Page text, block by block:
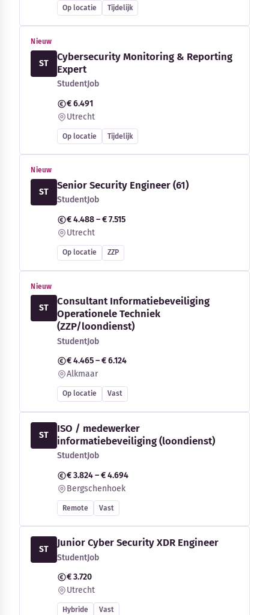
Op locatie Tijdelijk
Nieuw
ST
Cybersecurity Monitoring & Reporting
Expert
StudentJob
€ 6.491
Utrecht
Op locatie Tijdelijk
Nieuw
ST
Senior Security Engineer (61)
StudentJob
€ 4.488 – € 7.515
Utrecht
Op locatie ZZP
Nieuw
ST
Consultant Informatiebeveiliging
Operationele Techniek
(ZZP/loondienst)
StudentJob
€ 4.465 – € 6.124
Alkmaar
Op locatie Vast
ST
ISO / medewerker
informatiebeveiliging (loondienst)
StudentJob
€ 3.824 – € 4.694
Bergschenhoek
Remote Vast
ST
Junior Cyber Security XDR Engineer
StudentJob
€ 3.720
Utrecht
Hybride Vast